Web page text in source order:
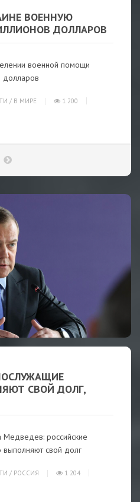
ВОЕННУЮ
ДОЛЛАРОВ
военной помощи
долларов
/ В МИРЕ
1 200
СВОЙ ДОЛГ,
российские
свой долг
/ РОССИЯ
1 204